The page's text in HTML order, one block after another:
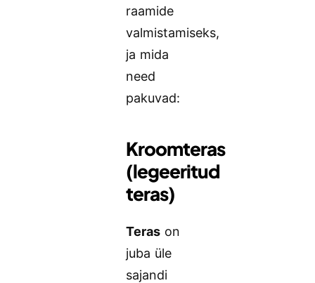
raamide
valmistamiseks,
ja mida
need
pakuvad:
Kroomteras
(legeeritud
teras)
Teras on
juba üle
sajandi